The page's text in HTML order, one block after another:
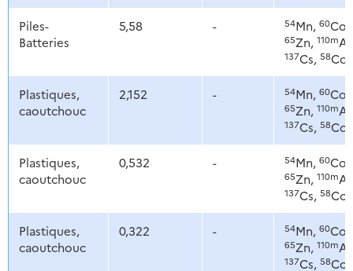
Piles-
Batteries
5,58 - 54Mn, 60Co,
65Zn, 110m
137Cs, 58Co
Plastiques,
caoutchouc
2,152 - 54Mn, 60Co,
65Zn, 110m
137Cs, 58Co
Plastiques,
caoutchouc
0,532 - 54Mn, 60Co,
65Zn, 110m
137Cs, 58Co
Plastiques,
caoutchouc
0,322 - 54Mn, 60Co,
65Zn, 110m
137Cs, 58Co